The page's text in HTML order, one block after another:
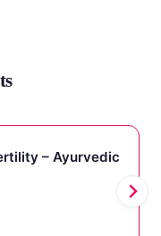
– Ayurvedic